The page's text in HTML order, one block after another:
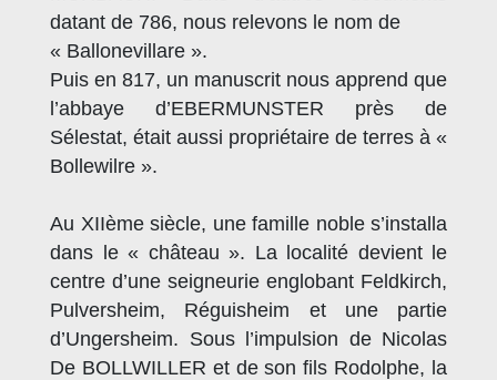
datant de 786, nous relevons le nom de
« Ballonevillare ».
Puis en 817, un manuscrit nous apprend que
l’abbaye d’EBERMUNSTER près de
Sélestat, était aussi propriétaire de terres à «
Bollewilre ».
Au XIIème siècle, une famille noble s’installa
dans le « château ». La localité devient le
centre d’une seigneurie englobant Feldkirch,
Pulversheim, Réguisheim et une partie
d’Ungersheim. Sous l’impulsion de Nicolas
De BOLLWILLER et de son fils Rodolphe, la